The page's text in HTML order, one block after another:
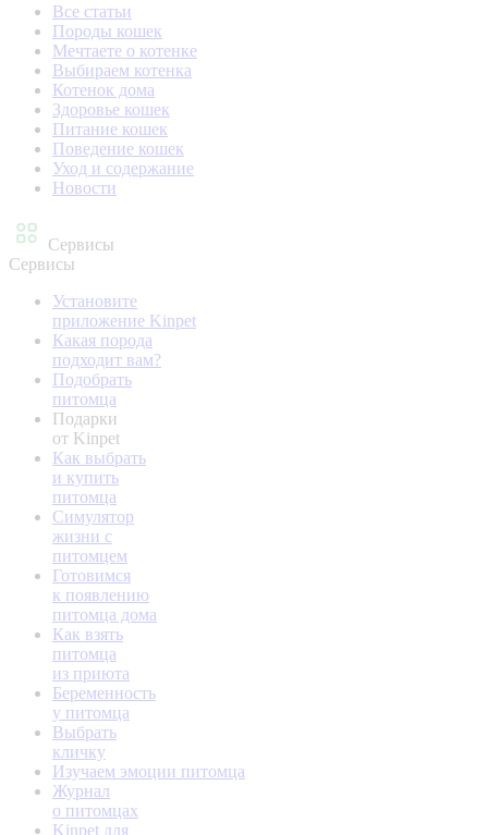
Все статьи
Породы кошек
Мечтаете о котенке
Выбираем котенка
Котенок дома
Здоровье кошек
Питание кошек
Поведение кошек
Уход и содержание
Новости
Сервисы
Сервисы
Установите
приложение Kinpet
Какая порода
подходит вам?
Подобрать
питомца
Подарки
от Kinpet
Как выбрать
и купить
питомца
Симулятор
жизни с
питомцем
Готовимся
к появлению
питомца дома
Как взять
питомца
из приюта
Беременность
у питомца
Выбрать
кличку
Изучаем эмоции питомца
Журнал
о питомцах
Kinpet для